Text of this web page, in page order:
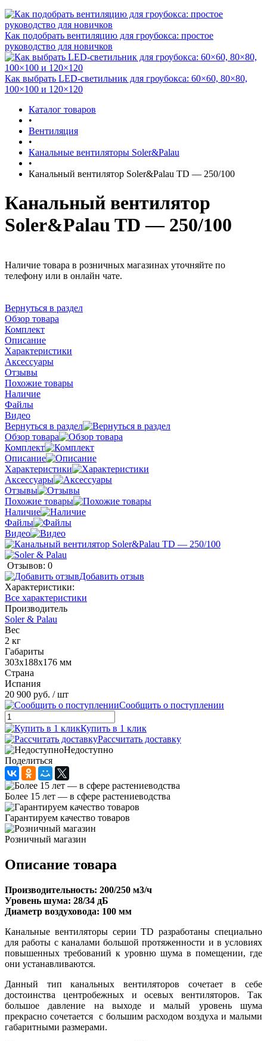
Как подобрать вентиляцию для гроубокса: простое
руководство для новичков
Как выбрать LED-светильник для гроубокса: 60×60, 80×80,
100×100 и 120×120
Каталог товаров
•
Вентиляция
•
Канальные вентиляторы Soler&Palau
•
Канальный вентилятор Soler&Palau TD — 250/100
Канальный вентилятор
Soler&Palau TD — 250/100
Наличие товара в розничных магазинах уточняйте по
телефону или в онлайн чате.
Вернуться в раздел
Обзор товара
Комплект
Описание
Характеристики
Аксессуары
Отзывы
Похожие товары
Наличие
Файлы
Видео
Вернуться в раздел
Обзор товара
Комплект
Описание
Характеристики
Аксессуары
Отзывы
Похожие товары
Наличие
Файлы
Видео
Отзывов: 0
Добавить отзыв
Характеристики:
Все характеристики
Производитель
Soler & Palau
Вес
2 кг
Габариты
303х188х176 мм
Страна
Испания
20 900 руб. / шт
Сообщить о поступлении
Купить в 1 клик
Рассчитать доставку
Недоступно
Поделиться
Более 15 лет — в сфере растениеводства
Гарантируем качество товаров
Розничный магазин
Описание товара
Производительность: 200/250 м3/ч
Уровень шума: 28/34 дБ
Диаметр воздуховода: 100 мм
Канальные вентиляторы серии TD разработаны специально
для работы с каналами большой протяженности и в условиях
повышенных требований к уровню шума в помещении, где
они устанавливаются.
Данный тип канальных вентиляторов сочетает в себе
достоинства центробежных и осевых вентиляторов. Так
большое давление на выходе и малый уровень шума
прекрасно сочетается с большим расходом воздуха и малыми
габаритными размерами.